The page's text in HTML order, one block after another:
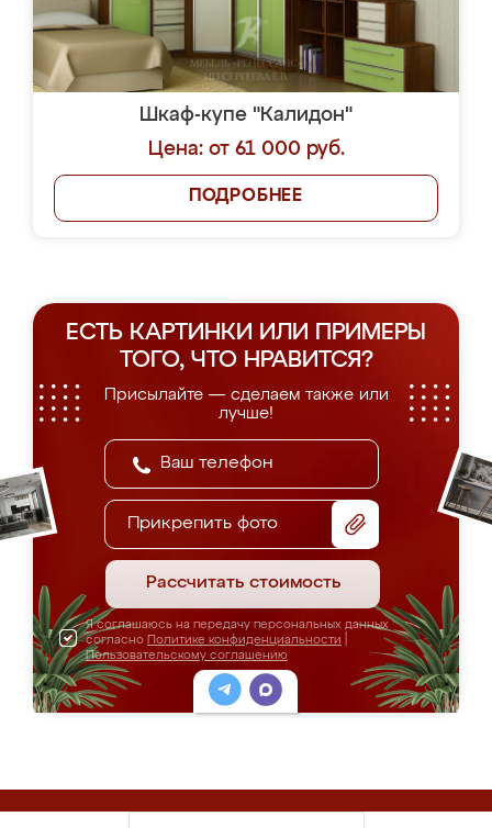
Шкаф-купе "Калидон"
Цена: от 61 000 руб.
ПОДРОБНЕЕ
ЕСТЬ КАРТИНКИ ИЛИ ПРИМЕРЫ
ТОГО, ЧТО НРАВИТСЯ?
Присылайте — сделаем также или
лучше!
Прикрепить фото
Рассчитать стоимость
Я соглашаюсь на передачу персональных данных
согласно Политике конфиденциальности
Пользовательскому соглашению